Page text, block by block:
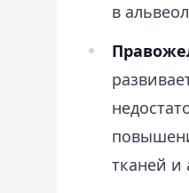
в
тканей и